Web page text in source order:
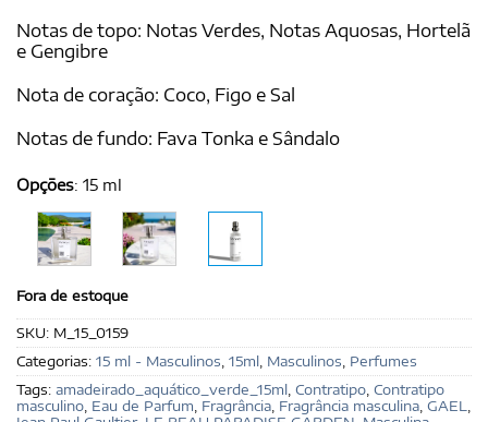
Notas de topo: Notas Verdes, Notas Aquosas, Hortelã
e Gengibre
Nota de coração: Coco, Figo e Sal
Notas de fundo: Fava Tonka e Sândalo
Opções: 15 ml
Fora de estoque
SKU: M_15_0159
Categorias: 15 ml - Masculinos, 15ml, Masculinos, Perfumes
Tags: amadeirado_aquático_verde_15ml, Contratipo, Contratipo
masculino, Eau de Parfum, Fragrância, Fragrância masculina, GAEL,